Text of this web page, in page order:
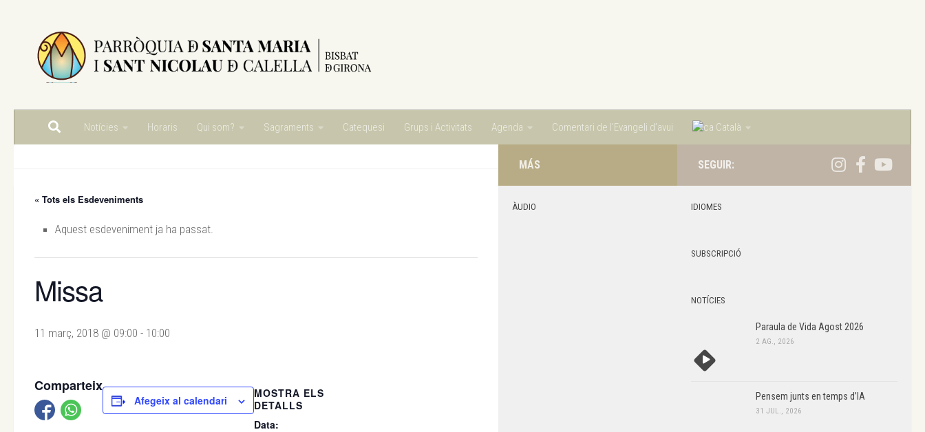
Notícies Horaris Qui som? Sagraments Catequesi Grups i Activitats Agenda Comentari de l’Evangeli d’avui Català
« Tots els Esdeveniments
Aquest esdeveniment ja ha passat.
Missa
11 març, 2018 @ 09:00 - 10:00
Comparteix
Afegeix al calendari
MOSTRA ELS
DETALLS
Data:
SEGUIR:
IDIOMES
SUBSCRIPCIÓ
NOTÍCIES
Paraula de Vida Agost 2026
2 AG., 2026
Pensem junts en temps d’IA
31 JUL., 2026
MÁS
ÀUDIO